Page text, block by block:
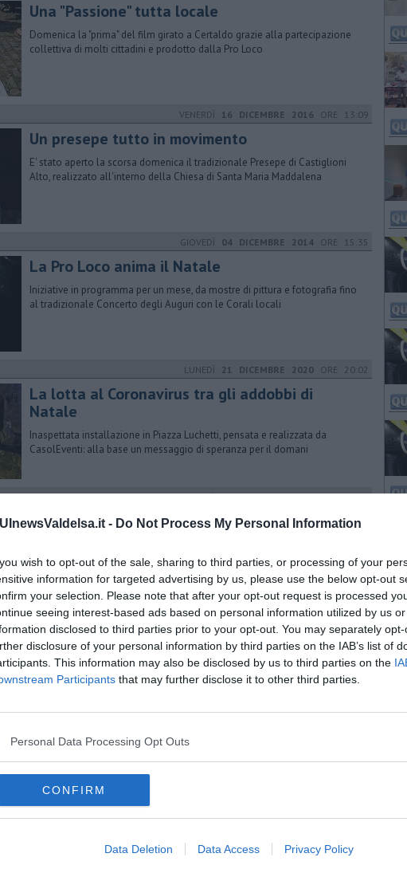
- Do Not Process My Personal Information
wish to opt-out of the sale, sharing to third parties, or processing of your
information for targeted advertising by us, please use the below opt-out
your selection. Please note that after your opt-out request is processed
seeing interest-based ads based on personal information utilized by us
disclosed to third parties prior to your opt-out. You may separately
disclosure of your personal information by third parties on the IAB’s list of
This information may also be disclosed by us to third parties on the
Participants that may further disclose it to other third parties.
Personal Data Processing Opt Outs
CONFIRM
Data Deletion Data Access Privacy Policy
Una "Passione" tutta locale
Domenica la "prima" del film girato a Certaldo grazie alla partecipazione
collettiva di molti cittadini e prodotto dalla Pro Loco
VENERDÌ 16 DICEMBRE 2016 ORE 13:09
Un presepe tutto in movimento
E' stato aperto la scorsa domenica il tradizionale Presepe di Castiglioni
Alto, realizzato all'interno della Chiesa di Santa Maria Maddalena
GIOVEDÌ 04 DICEMBRE 2014 ORE 15:35
La Pro Loco anima il Natale
Iniziative in programma per un mese, da mostre di pittura e fotografia fino
al tradizionale Concerto degli Auguri con le Corali locali
LUNEDÌ 21 DICEMBRE 2020 ORE 20:02
La lotta al Coronavirus tra gli addobbi di
Natale
Inaspettata installazione in Piazza Luchetti, pensata e realizzata da
CasolEventi: alla base un messaggio di speranza per il domani
GIOVEDÌ02 DICEMBRE 2021ORE 10:59
Un Natale ricco di eventi nei borghi del Chianti
delle Feste. Presepi, musica, racconti e tradizione nel palinsesto
SABATO25 DICEMBRE 2021ORE 12:00
Il primo presepe fu realizzato a Colle
Arnolfo di Cambio lo creò nel 1288, su richiesta di Papa Niccolò IV
La Misericordia di Staggia apre la nuova sede